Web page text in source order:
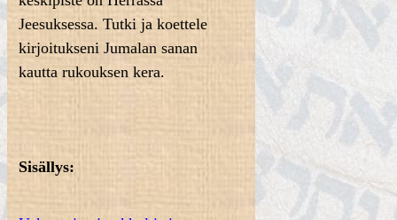
Jeesuksessa. Tutki ja koettele
kirjoitukseni Jumalan sanan
kautta rukouksen kera.
Sisällys: